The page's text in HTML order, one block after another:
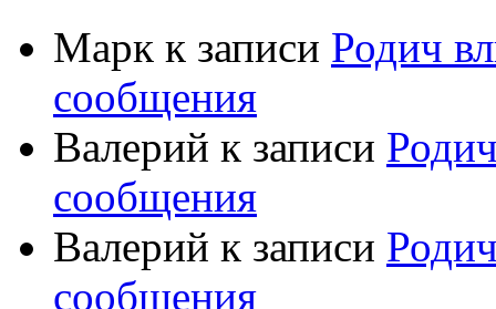
Марк к записи Родич
сообщения
Валерий к записи
сообщения
Валерий к записи
сообщения